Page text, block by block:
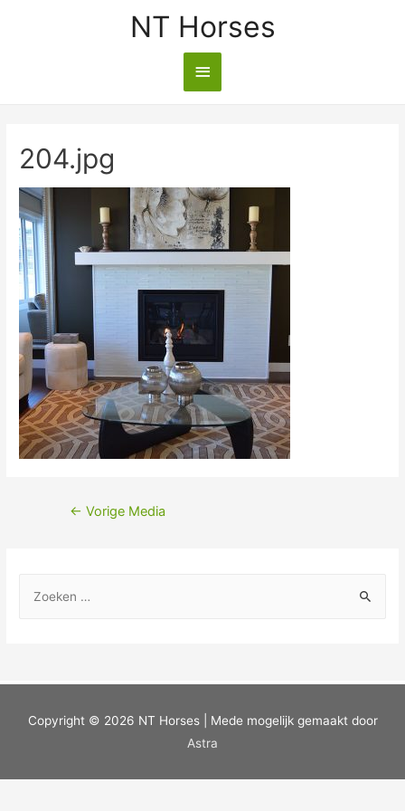
NT Horses
204.jpg
← Vorige Media
Copyright © 2026 NT Horses| Mede mogelijk gemaakt door
Astra